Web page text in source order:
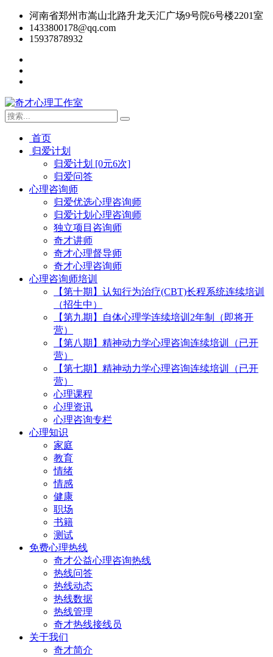
河南省郑州市嵩山北路升龙天汇广场9号院6号楼2201室
1433800178@qq.com
15937878932
首页
归爱计划
归爱计划 [0元6次]
归爱问答
心理咨询师
归爱优选心理咨询师
归爱计划心理咨询师
独立项目咨询师
奇才讲师
奇才心理督导师
奇才心理咨询师
心理咨询师培训
【第十期】认知行为治疗(CBT)长程系统连续培训
（招生中）
【第九期】自体心理学连续培训2年制（即将开
营）
【第八期】精神动力学心理咨询连续培训（已开
营）
【第七期】精神动力学心理咨询连续培训（已开
营）
心理课程
心理资讯
心理咨询专栏
心理知识
家庭
教育
情绪
情感
健康
职场
书籍
测试
免费心理热线
奇才公益心理咨询热线
热线问答
热线动态
热线数据
热线管理
奇才热线接线员
关于我们
奇才简介